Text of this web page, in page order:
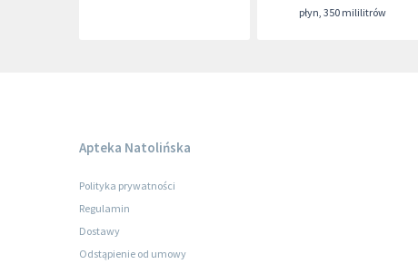
płyn ,350 mililitrów
Apteka Natolińska
Polityka prywatności
Regulamin
Dostawy
Odstąpienie od umowy